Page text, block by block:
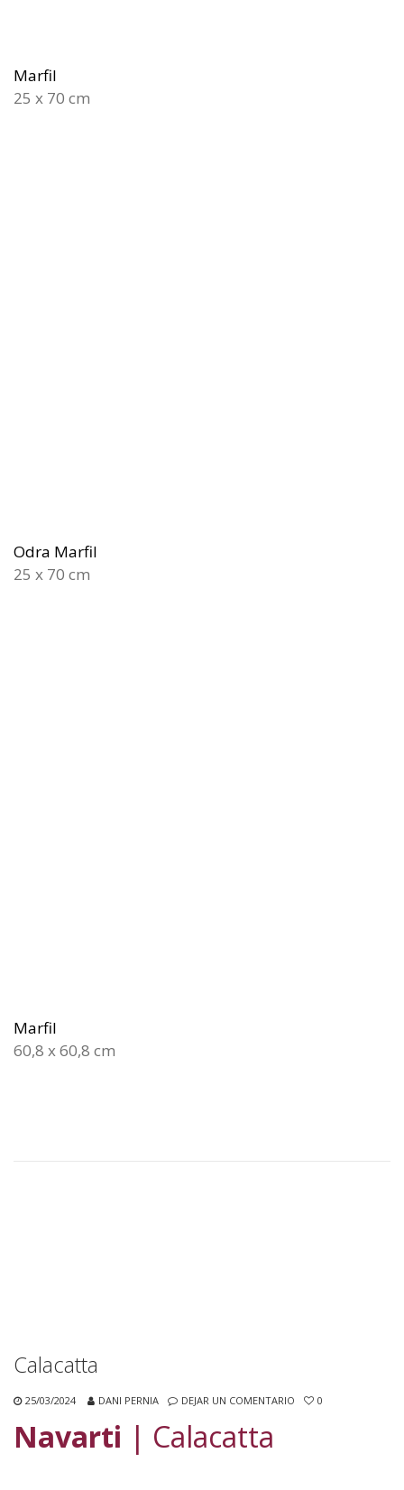
Marfil
25 x 70 cm
Odra Marfil
25 x 70 cm
Marfil
60,8 x 60,8 cm
Calacatta
25/03/2024 DANI PERNIA DEJAR UN COMENTARIO 0
Navarti | Calacatta